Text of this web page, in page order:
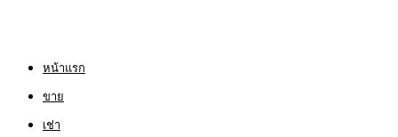
หน้าแรก
ขาย
เช่า